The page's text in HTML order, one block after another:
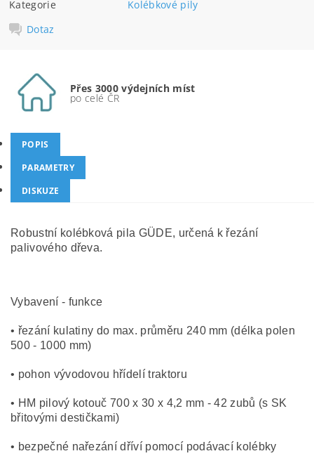
Kategorie
Kolébkové pily
Dotaz
Přes 3000 výdejních míst
po celé ČR
POPIS
PARAMETRY
DISKUZE
Robustní kolébková pila GÜDE, určená k řezání
palivového dřeva.
Vybavení - funkce
• řezání kulatiny do max. průměru 240 mm (délka polen
500 - 1000 mm)
• pohon vývodovou hřídelí traktoru
• HM pilový kotouč 700 x 30 x 4,2 mm - 42 zubů (s SK
břitovými destičkami)
• bezpečné nařezání dříví pomocí podávací kolébky